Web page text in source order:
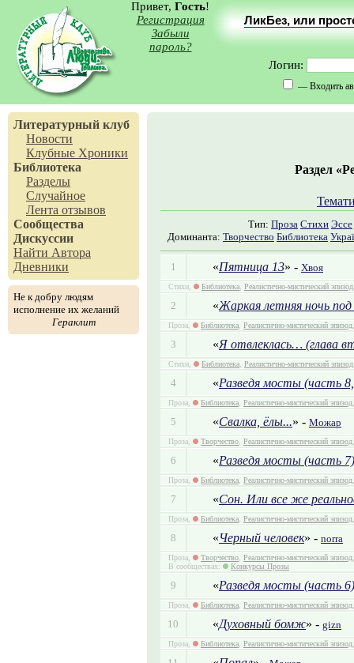
Привет, Гость!
Регистрация
Забыли
пароль?
ЛикБез, или
Логин:
— Входить
Литературный клуб
Новости
Клубные Хроники
Библиотека
Разделы
Случайное
Лента отзывов
Сообщества
Дискуссии
Найти Автора
Дневники
Не к добру людям
исполнение их желаний
Гераклит
Раздел
Тип: Проза Стихи Эссе
Доминанта: Творчество Библиотека
1 «Пятница 13» - Хвоя
Стихи, Библиотека Реалистично-мистический эпизод
2 «Жаркая летняя ночь под
Проза, Библиотека Реалистично-мистический эпизод
3 «Я отвлеклась… (глава
Стихи, Библиотека Реалистично-мистический эпизод
4 «Разведя мосты (часть
Проза, Библиотека Реалистично-мистический эпизод
5 «Свалка, ёлы...» - Можар
Проза, Творчество Реалистично-мистический эпизод
6 «Разведя мосты (часть 7)
Проза, Библиотека Реалистично-мистический эпизод
7 «Сон. Или все же
Проза, Библиотека Реалистично-мистический эпизод
8 «Черный человек» - norra
Проза, Творчество Реалистично-мистический эпизод
В сообществах:
Конкурсы Прозы
9 «Разведя мосты (часть 6)
Проза, Библиотека Реалистично-мистический эпизод
10 «Духовный бомж» - gizn
Проза, Библиотека Реалистично-мистический эпизод